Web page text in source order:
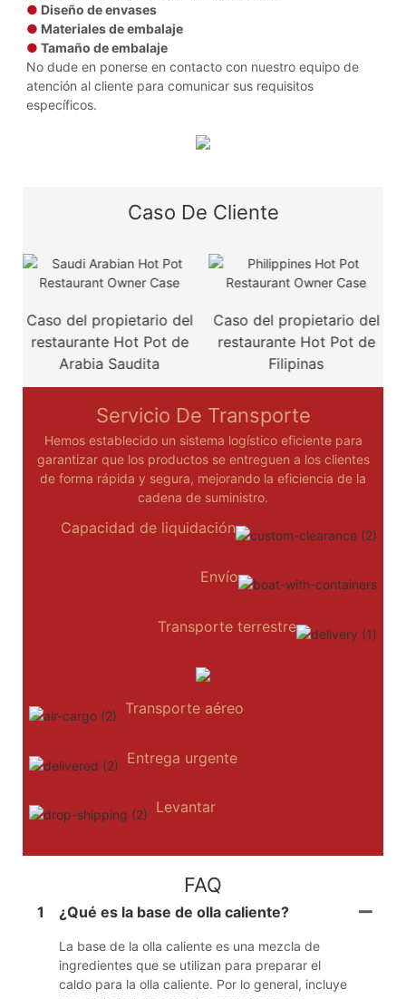
● Diseño de envases
● Materiales de embalaje
●Tamaño de embalaje
No dude en ponerse en contacto con nuestro equipo de
atención al cliente para comunicar sus requisitos
específicos.
Caso De Cliente
Caso del propietario del
restaurante Hot Pot de
Arabia Saudita
Caso del propietario del
restaurante Hot Pot de
Filipinas
Servicio De Transporte
Hemos establecido un sistema logístico eficiente para
garantizar que los productos se entreguen a los clientes
de forma rápida y segura, mejorando la eficiencia de la
cadena de suministro.
Capacidad de liquidación
Envío
Transporte terrestre
Transporte aéreo
Entrega urgente
Levantar
FAQ
1 ¿Qué es la base de olla caliente?
La base de la olla caliente es una mezcla de
ingredientes que se utilizan para preparar el
caldo para la olla caliente. Por lo general, incluye